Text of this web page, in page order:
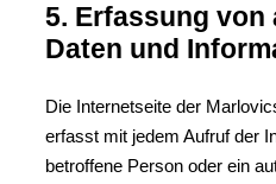
5. Erfassung von
Daten und
Die Internetseite der
erfasst mit jedem Aufruf der
betroffene Person oder ein